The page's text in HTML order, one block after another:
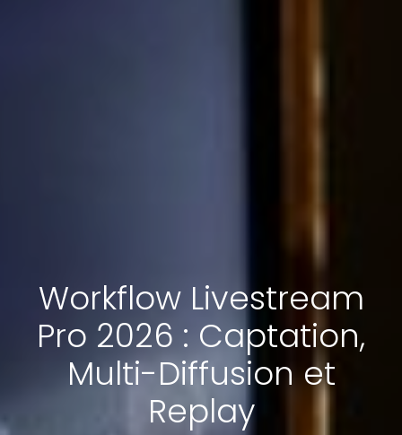
Workflow Livestream
Pro 2026 : Captation,
Multi-Diffusion et
Replay